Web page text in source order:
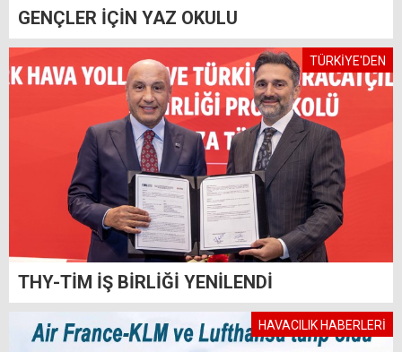
GENÇLER İÇİN YAZ OKULU
TÜRKİYE'DEN
THY-TİM İŞ BİRLİĞİ YENİLENDİ
HAVACILIK HABERLERİ